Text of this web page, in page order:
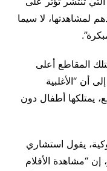
لمشاهدتها، لا سيما
المقاطع أعلى
أن “الأغلبية
يمتلكها أطفال دون
يقول استشاري
“مشاهدة الأفلام